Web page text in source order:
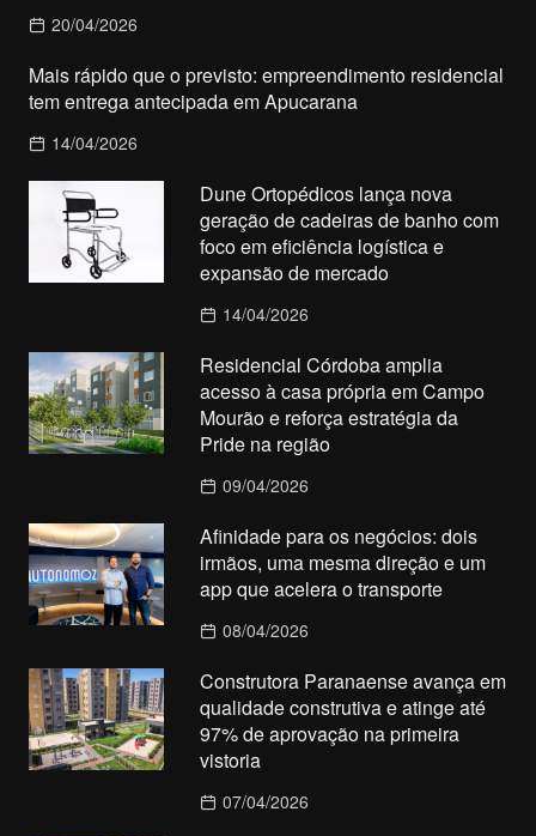
20/04/2026
Mais rápido que o previsto: empreendimento residencial
tem entrega antecipada em Apucarana
14/04/2026
Dune Ortopédicos lança nova
geração de cadeiras de banho com
foco em eficiência logística e
expansão de mercado
14/04/2026
Residencial Córdoba amplia
acesso à casa própria em Campo
Mourão e reforça estratégia da
Pride na região
09/04/2026
Afinidade para os negócios: dois
irmãos, uma mesma direção e um
app que acelera o transporte
08/04/2026
Construtora Paranaense avança em
qualidade construtiva e atinge até
97% de aprovação na primeira
vistoria
07/04/2026